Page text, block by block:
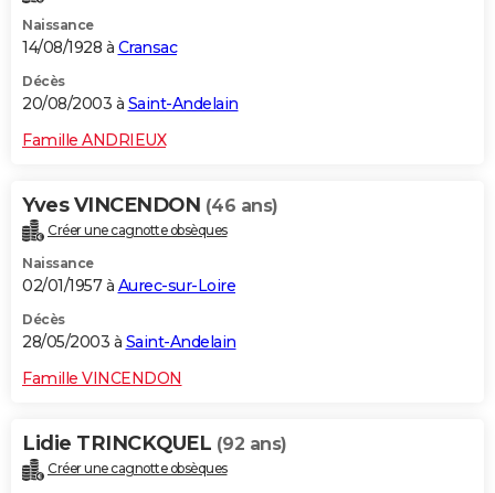
Naissance
14/08/1928 à Cransac
Décès
20/08/2003 à Saint-Andelain
Famille ANDRIEUX
Yves VINCENDON (46 ans)
Créer une cagnotte obsèques
Naissance
02/01/1957 à Aurec-sur-Loire
Décès
28/05/2003 à Saint-Andelain
Famille VINCENDON
Lidie TRINCKQUEL (92 ans)
Créer une cagnotte obsèques